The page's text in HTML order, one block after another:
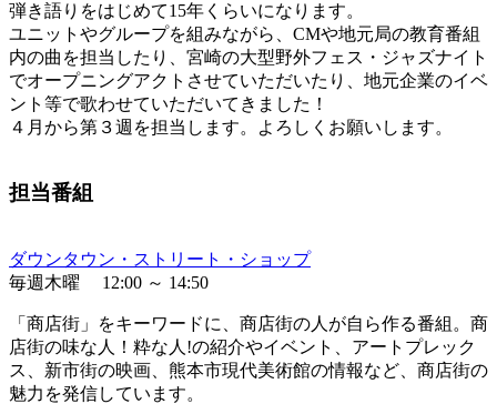
弾き語りをはじめて15年くらいになります。
ユニットやグループを組みながら、CMや地元局の教育番組
内の曲を担当したり、宮崎の大型野外フェス・ジャズナイト
でオープニングアクトさせていただいたり、地元企業のイベ
ント等で歌わせていただいてきました！
４月から第３週を担当します。よろしくお願いします。
担当番組
ダウンタウン・ストリート・ショップ
毎週木曜 12:00 ～ 14:50
「商店街」をキーワードに、商店街の人が自ら作る番組。商
店街の味な人！粋な人!の紹介やイベント、アートプレック
ス、新市街の映画、熊本市現代美術館の情報など、商店街の
魅力を発信しています。